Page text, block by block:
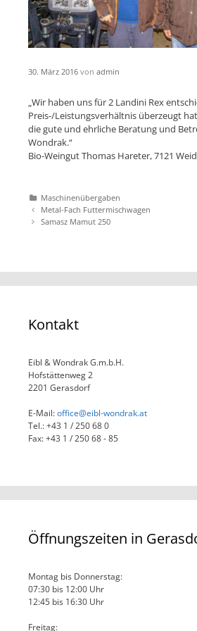
30. März 2016 von admin
„Wir haben uns für 2 Landini Rex
Preis-/Leistungsverhältnis überzeugt
die gute und ehrliche Beratung und
Wondrak.“
Bio-Weingut Thomas Hareter, 7121
Katgeorien
Maschinenübergaben
Artikel-
Navigation
Metal-Fach Futtermischwagen
Samasz Mamut 250
Kontakt
Eibl & Wondrak G.m.b.H.
Hofstättenweg 2
2201 Gerasdorf
E-Mail:office@eibl-wondrak.at
Tel.: +43 1 / 250 68 0
Fax: +43 1 / 250 68 - 85
Öffnungszeiten in
Montag bis Donnerstag:
07:30 bis 12:00 Uhr
12:45 bis 16:30 Uhr
Freitag: